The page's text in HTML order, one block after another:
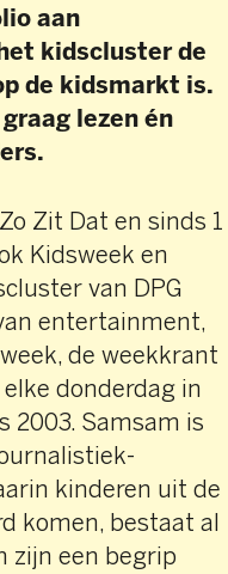
aan
kidscluster de
de kidsmarkt is.
lezen én
Zit Dat en sinds 1
Kidsweek en
van DPG
entertainment,
de weekkrant
donderdag in
2003. Samsam is
kinderen uit de
komen, bestaat al
zijn een begrip